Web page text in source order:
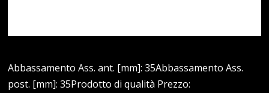
Abbassamento Ass. ant. [mm]: 35Abbassamento Ass.
post. [mm]: 35Prodotto di qualità Prezzo: